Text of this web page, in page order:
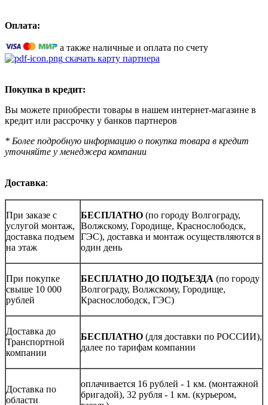
Оплата:
а также наличные и оплата по счету
скачать карту партнера
Покупка в кредит:
Вы можете приобрести товары в нашем интернет-магазине в
кредит или рассрочку у банков партнеров
* Более подробную информацию о покупка товара в кредит
уточняйте у менеджера компании
Доставка:
При заказе с
услугой монтаж,
доставка подъем
на этаж
БЕСПЛАТНО (по городу Волгограду,
Волжскому, Городище, Краснослободск,
ГЭС), доставка и монтаж осуществляются в
один день
При покупке
свыше 10 000
рублей
БЕСПЛАТНО ДО ПОДЪЕЗДА (по городу
Волгограду, Волжскому, Городище,
Краснослободск, ГЭС)
Доставка до
Транспортной
компании
БЕСПЛАТНО (для доставки по РОССИИ),
далее по тарифам компании
Доставка по
области
оплачивается 16 рублей - 1 км. (монтажной
бригадой), 32 рубля - 1 км. (курьером,